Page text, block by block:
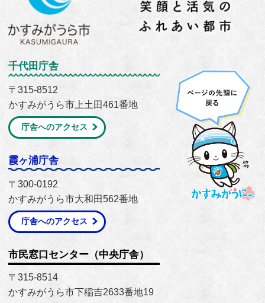
千代田庁舎
〒315-8512
かすみがうら市上土田461番地
庁舎へのアクセス
霞ヶ浦庁舎
〒300-0192
かすみがうら市大和田562番地
庁舎へのアクセス
市民窓口センター（中央庁舎）
〒315-8514
かすみがうら市下稲吉2633番地19